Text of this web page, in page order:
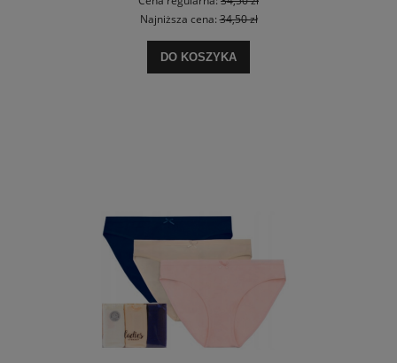
Najniższa cena:34,50 zł
DO KOSZYKA